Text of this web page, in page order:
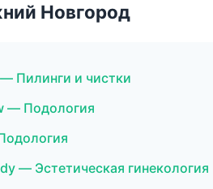
Новгород
Пилинги и чистки
— Подология
— Эстетическая гинекология